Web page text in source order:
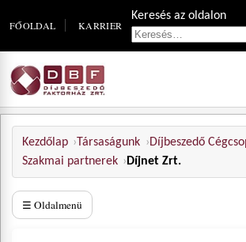
FŐOLDAL KARRIER
Keresés az oldalon
Kezdőlap Társaságunk
Díjbeszedő
Szakmai partnerek
Díjnet Zrt.
☰ Oldalmenü